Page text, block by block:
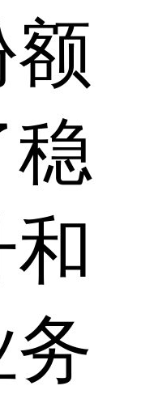
稳